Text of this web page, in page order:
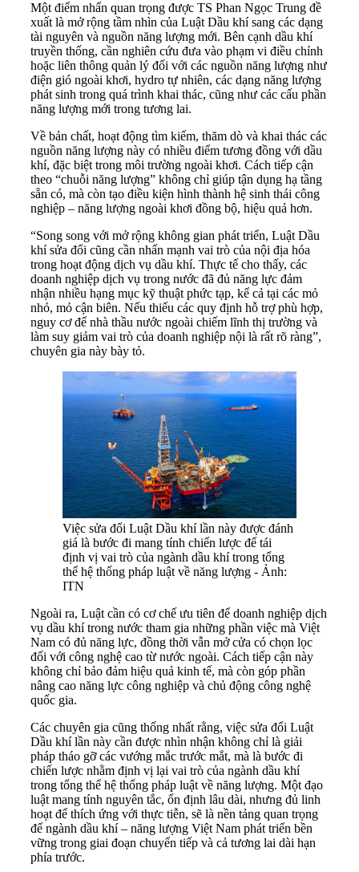
Một điểm nhấn quan trọng được TS Phan Ngọc Trung đề
xuất là mở rộng tầm nhìn của Luật Dầu khí sang các dạng
tài nguyên và nguồn năng lượng mới. Bên cạnh dầu khí
truyền thống, cần nghiên cứu đưa vào phạm vi điều chỉnh
hoặc liên thông quản lý đối với các nguồn năng lượng như
điện gió ngoài khơi, hydro tự nhiên, các dạng năng lượng
phát sinh trong quá trình khai thác, cũng như các cấu phần
năng lượng mới trong tương lai.
Về bản chất, hoạt động tìm kiếm, thăm dò và khai thác các
nguồn năng lượng này có nhiều điểm tương đồng với dầu
khí, đặc biệt trong môi trường ngoài khơi. Cách tiếp cận
theo “chuỗi năng lượng” không chỉ giúp tận dụng hạ tầng
sẵn có, mà còn tạo điều kiện hình thành hệ sinh thái công
nghiệp – năng lượng ngoài khơi đồng bộ, hiệu quả hơn.
“Song song với mở rộng không gian phát triển, Luật Dầu
khí sửa đổi cũng cần nhấn mạnh vai trò của nội địa hóa
trong hoạt động dịch vụ dầu khí. Thực tế cho thấy, các
doanh nghiệp dịch vụ trong nước đã đủ năng lực đảm
nhận nhiều hạng mục kỹ thuật phức tạp, kể cả tại các mỏ
nhỏ, mỏ cận biên. Nếu thiếu các quy định hỗ trợ phù hợp,
nguy cơ để nhà thầu nước ngoài chiếm lĩnh thị trường và
làm suy giảm vai trò của doanh nghiệp nội là rất rõ ràng”,
chuyên gia này bày tỏ.
Việc sửa đổi Luật Dầu khí lần này được đánh
giá là bước đi mang tính chiến lược để tái
định vị vai trò của ngành dầu khí trong tổng
thể hệ thống pháp luật về năng lượng - Ảnh:
ITN
Ngoài ra, Luật cần có cơ chế ưu tiên để doanh nghiệp dịch
vụ dầu khí trong nước tham gia những phần việc mà Việt
Nam có đủ năng lực, đồng thời vẫn mở cửa có chọn lọc
đối với công nghệ cao từ nước ngoài. Cách tiếp cận này
không chỉ bảo đảm hiệu quả kinh tế, mà còn góp phần
nâng cao năng lực công nghiệp và chủ động công nghệ
quốc gia.
Các chuyên gia cũng thống nhất rằng, việc sửa đổi Luật
Dầu khí lần này cần được nhìn nhận không chỉ là giải
pháp tháo gỡ các vướng mắc trước mắt, mà là bước đi
chiến lược nhằm định vị lại vai trò của ngành dầu khí
trong tổng thể hệ thống pháp luật về năng lượng. Một đạo
luật mang tính nguyên tắc, ổn định lâu dài, nhưng đủ linh
hoạt để thích ứng với thực tiễn, sẽ là nền tảng quan trọng
để ngành dầu khí – năng lượng Việt Nam phát triển bền
vững trong giai đoạn chuyển tiếp và cả tương lai dài hạn
phía trước.